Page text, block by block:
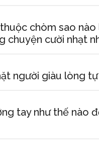
chòm sao nào
chuyện cười nhạt
người giàu lòng
tay như thế nào